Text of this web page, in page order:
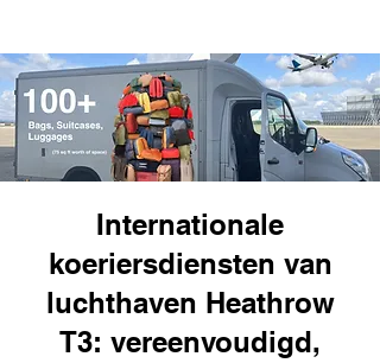
Internationale
koeriersdiensten van
luchthaven Heathrow
T3: vereenvoudigd,